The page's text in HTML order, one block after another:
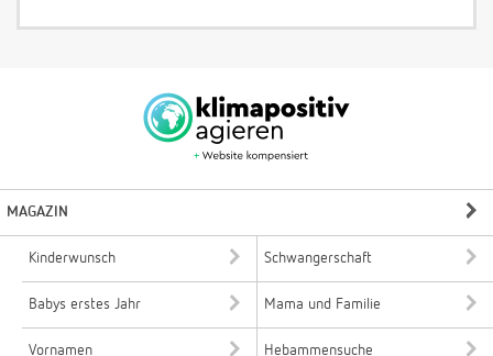
MAGAZIN
Kinderwunsch Schwangerschaft
Babys erstes Jahr Mama und Familie
Vornamen Hebammensuche